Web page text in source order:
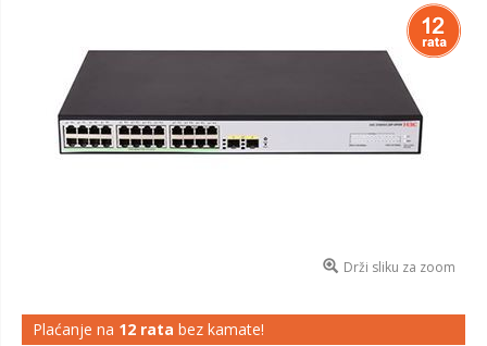
Drži sliku za zoom
Plaćanje na 12 rata bez kamate!